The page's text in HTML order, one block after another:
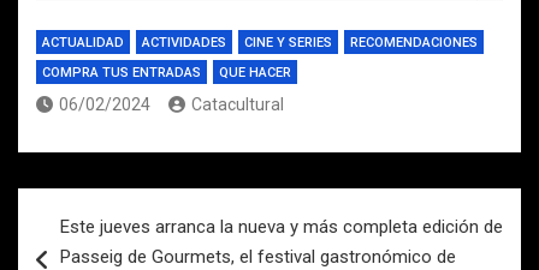
ACTUALIDAD ACTIVIDADES CINE Y SERIES
RECOMENDACIONES
COMPRA TUS ENTRADAS
QUE HACER
06/02/2024 Catacultural
de
Este jueves arranca la nueva y más completa edición de
Passeig de Gourmets, el festival gastronómico de